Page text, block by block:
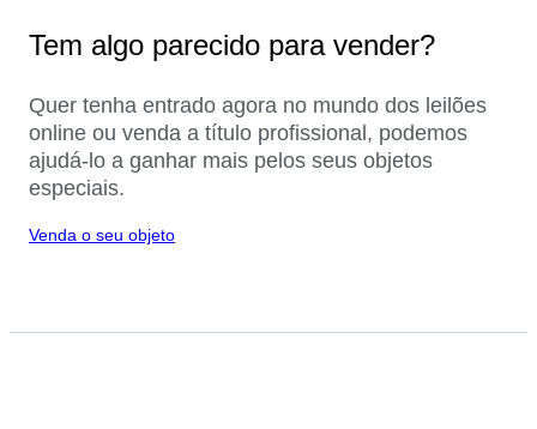
Tem algo parecido para vender?
Quer tenha entrado agora no mundo dos leilões
online ou venda a título profissional, podemos
ajudá-lo a ganhar mais pelos seus objetos
especiais.
Venda o seu objeto